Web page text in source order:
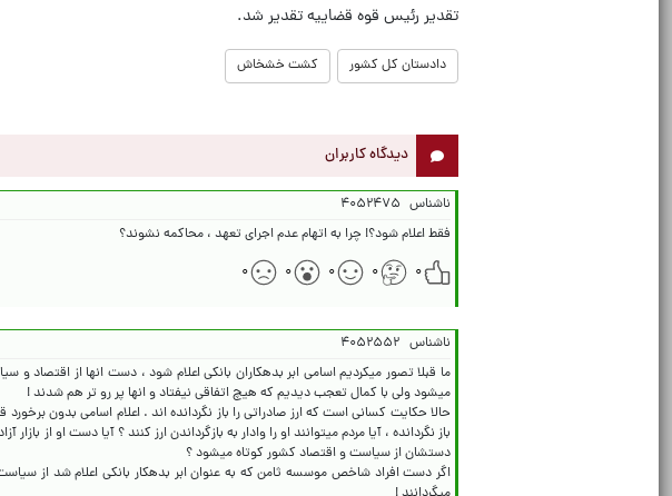
تقدیر رئیس قوه قضاییه تقدیر شد.
دادستان کل کشور کشت خشخاش
دیدگاه کاربران
ناشناس ۴۰۵۲۴۷۵
فقط اعلام شود؟! چرا به اتهام عدم اجرای تعهد ، محاکمه نشوند؟
۰
۰ ۰ ۰ ۰
ناشناس ۴۰۵۲۵۵۲
ما قبلا تصور میکردیم اسامی ابر بدهکاران بانکی اعلام شود ، دست انها از
حالا حکایت کسانی است که ارز صادراتی را باز نگردانده اند . اعلام اسامی بدون
باز نگردانده ، آیا مردم میتوانند او را وادار به بازگرداندن ارز کنند ؟ آیا دست او از
اگر دست افراد شاخص موسسه ثامن که به عنوان ابر بدهکار بانکی اعلام شد از